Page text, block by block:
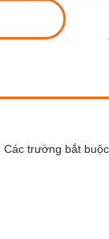
Các trường bắt buộc